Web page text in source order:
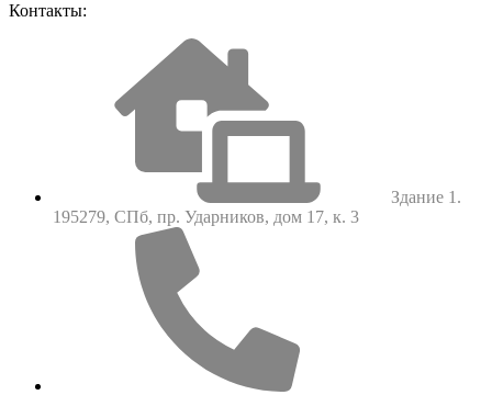
Контакты:
Здание 1.
195279, СПб, пр. Ударников, дом 17, к. 3